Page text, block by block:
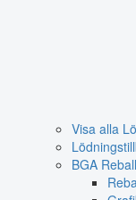
Visa alla
BGA